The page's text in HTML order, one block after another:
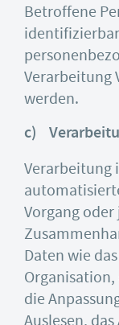
Betroffene
Verarbeitung
werden.
c)
Verarbeitung
Vorgang oder
Daten wie
Organisation,
die
Auslesen,